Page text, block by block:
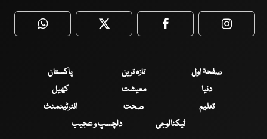
WhatsApp Twitter Facebook
صفحۂ اول تازہ ترین
پاکستان
دنیا
معیشت
کھیل
تعلیم
صحت
انٹرٹینمنٹ
ٹیکنالوجی
دلچسپ و عجیب